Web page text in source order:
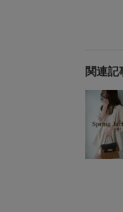
関連記